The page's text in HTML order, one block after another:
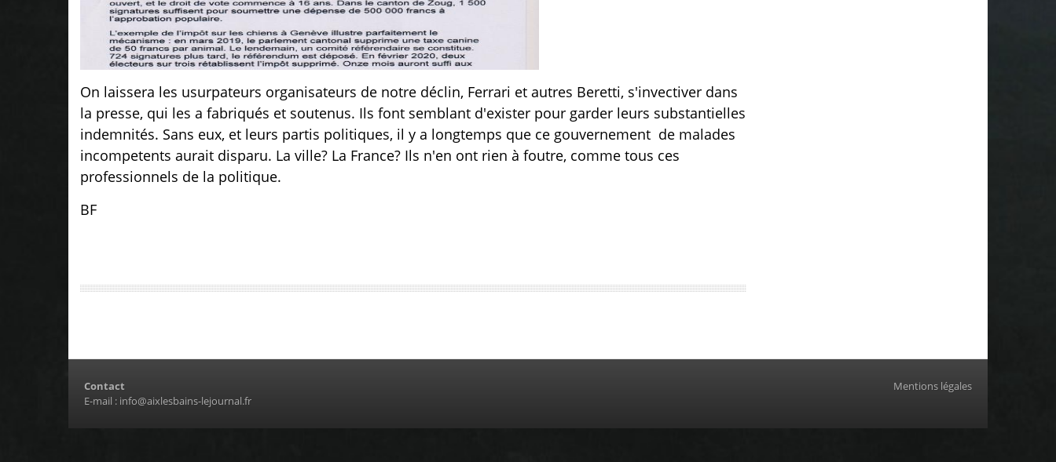
On laissera les usurpateurs organisateurs de notre déclin, Ferrari et autres Beretti, s'invectiver dans
la presse, qui les a fabriqués et soutenus. Ils font semblant d'exister pour garder leurs substantielles
indemnités. Sans eux, et leurs partis politiques, il y a longtemps que ce gouvernement de malades
incompetents aurait disparu. La ville? La France? Ils n'en ont rien à foutre, comme tous ces
professionnels de la politique.
BF
Contact
E-mail : info@aixlesbains-lejournal.fr
Mentions légales